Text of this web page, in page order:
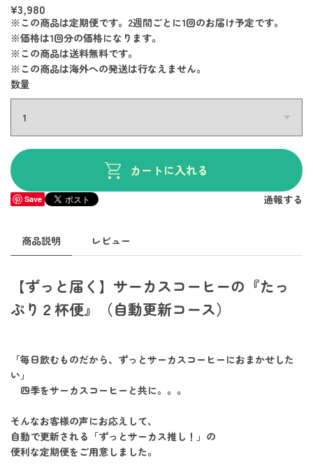
商品説明 レビュー
【ずっと届く】サーカスコーヒーの『たっ
ぷり２杯便』（自動更新コース）
「毎日飲むものだから、ずっとサーカスコーヒーにおまかせした
い」
四季をサーカスコーヒーと共に。。。
そんなお客様の声にお応えして、
自動で更新される 「ずっとサーカス推し！」 の
便利な定期便をご用意しました。
¥3,980
※この商品は定期便です。2週間ごとに1回のお届け予定です。
※価格は1回分の価格になります。
※この商品は送料無料です。
※この商品は海外への発送は行なえません。
数量
カートに入れる
Save 通報する